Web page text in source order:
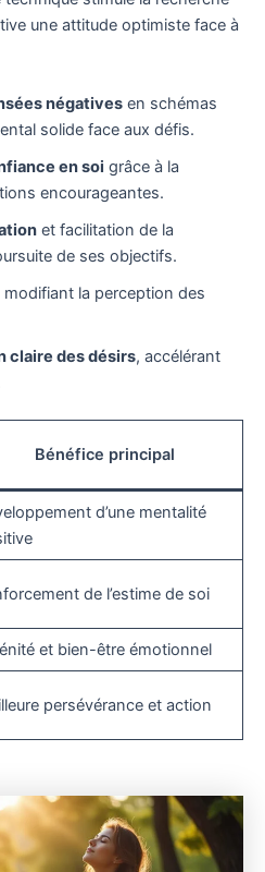
une attitude optimiste face à
négatives en schémas
solide face aux défis.
en soi grâce à la
encourageantes.
et facilitation de la
de ses objectifs.
modifiant la perception des
claire des désirs, accélérant
Bénéfice principal
d’une mentalité
de l’estime de soi
et bien-être émotionnel
persévérance et action